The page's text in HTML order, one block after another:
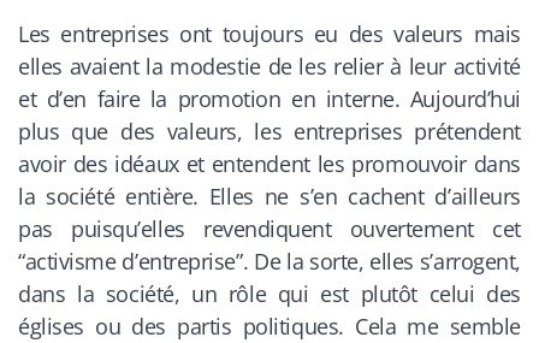
Les entreprises ont toujours eu des valeurs mais
elles avaient la modestie de les relier à leur activité
et d’en faire la promotion en interne. Aujourd’hui
plus que des valeurs, les entreprises prétendent
avoir des idéaux et entendent les promouvoir dans
la société entière. Elles ne s’en cachent d’ailleurs
pas puisqu’elles revendiquent ouvertement cet
“activisme d’entreprise”. De la sorte, elles s’arrogent,
dans la société, un rôle qui est plutôt celui des
églises ou des partis politiques. Cela me semble